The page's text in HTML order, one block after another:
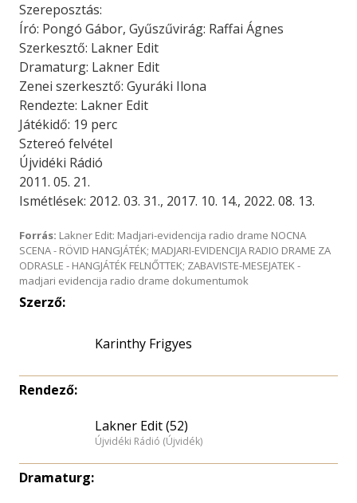
Szereposztás:
Író: Pongó Gábor, Gyűszűvirág: Raffai Ágnes
Szerkesztő: Lakner Edit
Dramaturg: Lakner Edit
Zenei szerkesztő: Gyuráki Ilona
Rendezte: Lakner Edit
Játékidő: 19 perc
Sztereó felvétel
Újvidéki Rádió
2011. 05. 21.
Ismétlések: 2012. 03. 31., 2017. 10. 14., 2022. 08. 13.
Forrás: Lakner Edit: Madjari-evidencija radio drame NOCNA
SCENA - RÖVID HANGJÁTÉK; MADJARI-EVIDENCIJA RADIO DRAME ZA
ODRASLE - HANGJÁTÉK FELNŐTTEK; ZABAVISTE-MESEJATEK -
madjari evidencija radio drame dokumentumok
Szerző:
Karinthy Frigyes
Rendező:
Lakner Edit (52)
Újvidéki Rádió (Újvidék)
Dramaturg: